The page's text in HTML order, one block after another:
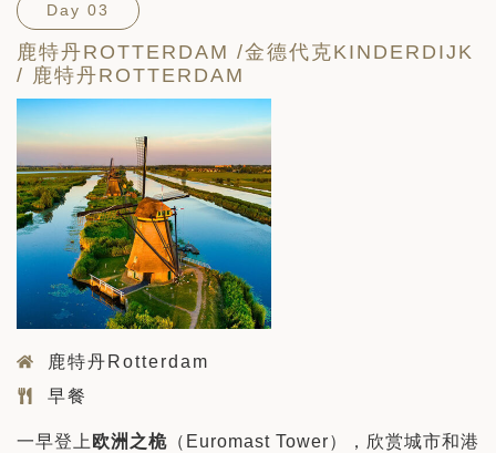
Day 03
鹿特丹ROTTERDAM /金德代克KINDERDIJK
/ 鹿特丹ROTTERDAM
鹿特丹Rotterdam
早餐
一早登上 欧洲之桅 （Euromast Tower），欣赏城市和港